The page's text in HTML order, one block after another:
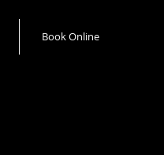
Book Online